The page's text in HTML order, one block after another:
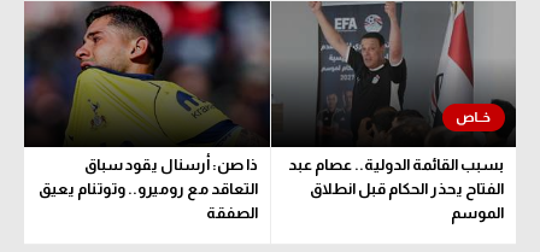
بسبب القائمة الدولية.. عصام عبد
الفتاح يحذر الحكام قبل انطلاق
الموسم
ذا صن: أرسنال يقود سباق
التعاقد مع روميرو.. وتوتنام يعيق
الصفقة